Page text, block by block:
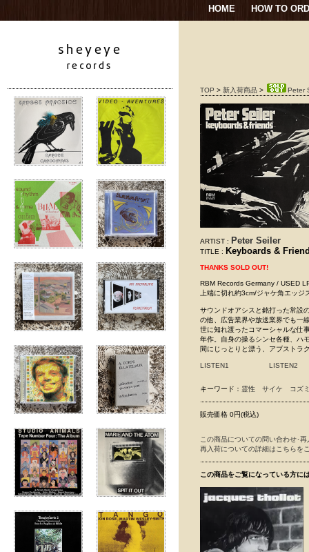
HOME HOW TO
TOP > 新入荷商品 > Peter
ARTIST : Peter Seiler
TITLE : Keyboards &
THANKS SOLD OUT!
RBM Records Germany / USED
上端に切れ約3cm/ジャケ角エッジ
サウンドオアシスと銘打った常設
の他、広告業界や放送業界でも一
世に知れ渡ったコマーシャルな仕
年作。自身の操るシンセ各種、ハ
間にじっとりと漂う、アブストラ
LISTEN1 LISTEN2
キーワード： 霊性 サイケ コズ
販売価格 0円(税込)
この商品についての問い合わせ･
再入荷についての詳細はこちらを
この商品をご覧になっている方に